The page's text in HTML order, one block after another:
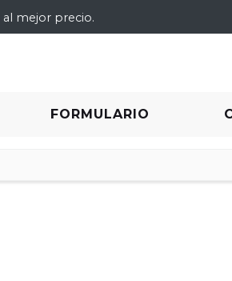
al mejor precio.
FORMULARIO